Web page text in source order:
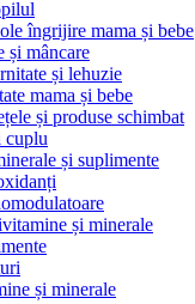
îngrijire mama și bebe
și mâncare
și lehuzie
mama și bebe
și produse schimbat
cuplu
și suplimente
și minerale
și minerale